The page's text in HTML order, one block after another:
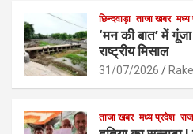
b
o
o
k
s
A
p
p
e
छिन्दवाड़ा ताजा खबर मध्य
‘मन की बात’ में
राष्ट्रीय मिसाल
31/07/2026
ताजा खबर मध्य प्रदेश